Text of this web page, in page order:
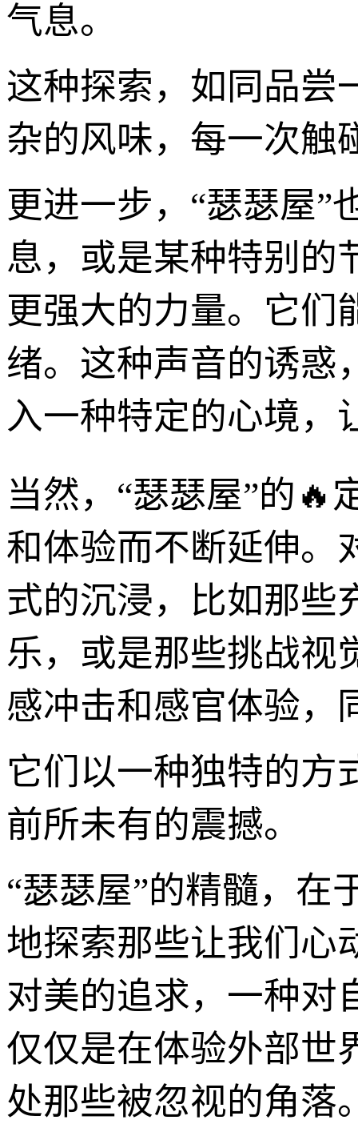
气息。
这种探索，如同品尝
杂的风味，每一次触
更进一步，“瑟瑟屋”
息，或是某种特别的
更强大的力量。它们
绪。这种声音的诱惑
入一种特定的心境，
当然，“瑟瑟屋”的🔥
和体验而不断延伸。
式的沉浸，比如那些
乐，或是那些挑战视
感冲击和感官体验，
它们以一种独特的方
前所未有的震撼。
“瑟瑟屋”的精髓，在
地探索那些让我们心
对美的追求，一种对
仅仅是在体验外部世
处那些被忽视的角落